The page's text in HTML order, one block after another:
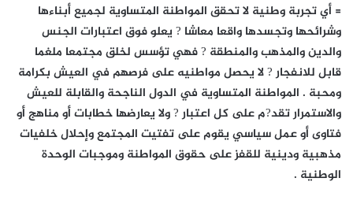
= أي تجربة وطنية لا تحقق المواطنة المتساوية لجميع أبناءها
وشرائحها وتجسدها واقعا معاشا ? يعلو فوق اعتبارات الجنس
والدين والمذهب والمنطقة ? فهي تؤسس لخلق مجتمعا ملغما
قابل للانفجار ? لا يحصل مواطنيه على فرصهم في العيش بكرامة
ومحبة . المواطنة المتساوية في الدول الناجحة والقابلة للعيش
والاستمرار تقد?م على كل اعتبار ? ولا يعارضها خطابات أو مناهج أو
فتاوى أو عمل سياسي يقوم على تفتيت المجتمع وإحلال خلفيات
مذهبية ودينية للقفز على حقوق المواطنة وموجبات الوحدة
الوطنية .